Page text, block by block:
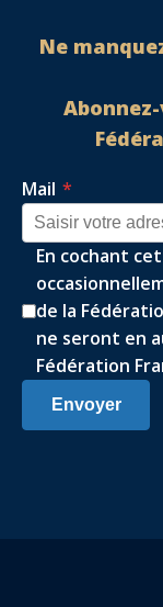
Ne
Mail *
En cochant
de la
ne seront en
Fédération
Envoyer